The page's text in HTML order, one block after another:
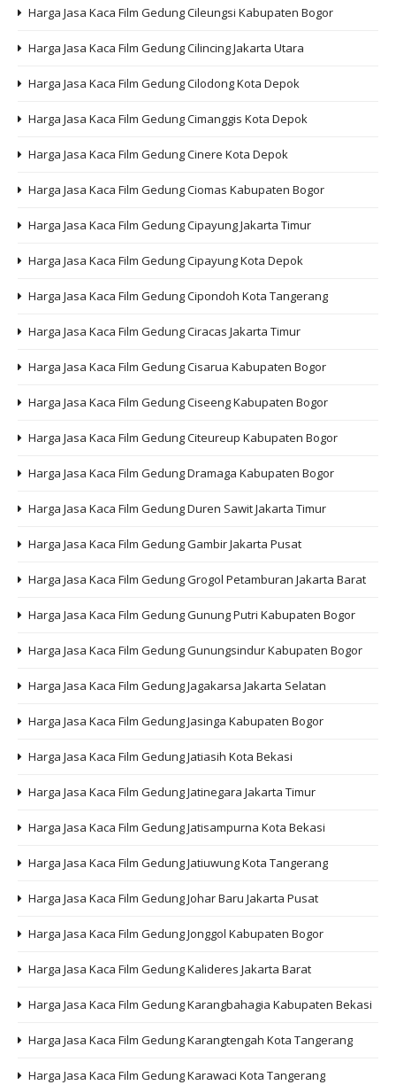
Harga Jasa Kaca Film Gedung Cileungsi Kabupaten Bogor
Harga Jasa Kaca Film Gedung Cilincing Jakarta Utara
Harga Jasa Kaca Film Gedung Cilodong Kota Depok
Harga Jasa Kaca Film Gedung Cimanggis Kota Depok
Harga Jasa Kaca Film Gedung Cinere Kota Depok
Harga Jasa Kaca Film Gedung Ciomas Kabupaten Bogor
Harga Jasa Kaca Film Gedung Cipayung Jakarta Timur
Harga Jasa Kaca Film Gedung Cipayung Kota Depok
Harga Jasa Kaca Film Gedung Cipondoh Kota Tangerang
Harga Jasa Kaca Film Gedung Ciracas Jakarta Timur
Harga Jasa Kaca Film Gedung Cisarua Kabupaten Bogor
Harga Jasa Kaca Film Gedung Ciseeng Kabupaten Bogor
Harga Jasa Kaca Film Gedung Citeureup Kabupaten Bogor
Harga Jasa Kaca Film Gedung Dramaga Kabupaten Bogor
Harga Jasa Kaca Film Gedung Duren Sawit Jakarta Timur
Harga Jasa Kaca Film Gedung Gambir Jakarta Pusat
Harga Jasa Kaca Film Gedung Grogol Petamburan Jakarta Barat
Harga Jasa Kaca Film Gedung Gunung Putri Kabupaten Bogor
Harga Jasa Kaca Film Gedung Gunungsindur Kabupaten Bogor
Harga Jasa Kaca Film Gedung Jagakarsa Jakarta Selatan
Harga Jasa Kaca Film Gedung Jasinga Kabupaten Bogor
Harga Jasa Kaca Film Gedung Jatiasih Kota Bekasi
Harga Jasa Kaca Film Gedung Jatinegara Jakarta Timur
Harga Jasa Kaca Film Gedung Jatisampurna Kota Bekasi
Harga Jasa Kaca Film Gedung Jatiuwung Kota Tangerang
Harga Jasa Kaca Film Gedung Johar Baru Jakarta Pusat
Harga Jasa Kaca Film Gedung Jonggol Kabupaten Bogor
Harga Jasa Kaca Film Gedung Kalideres Jakarta Barat
Harga Jasa Kaca Film Gedung Karangbahagia Kabupaten Bekasi
Harga Jasa Kaca Film Gedung Karangtengah Kota Tangerang
Harga Jasa Kaca Film Gedung Karawaci Kota Tangerang